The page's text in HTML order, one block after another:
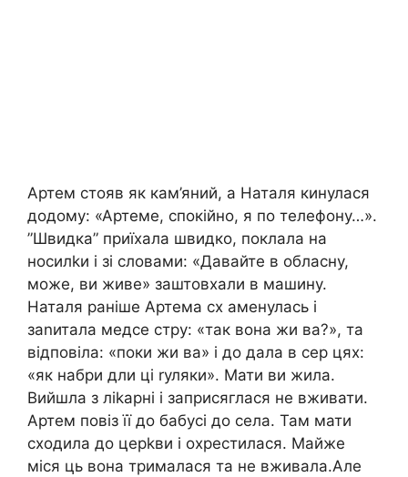
Артем стояв як кам’яний, а Наталя кинулася
додому: «Артеме, спокійно, я по телефону…».
”Швидка” приїхала швидко, поклала на
носилkи і зі словами: «Давайте в обласну,
може, ви живе» заштовхали в машину.
Наталя раніше Артема сх аменулась і
заnитала медсе стру: «так вона жи ва?», та
відповіла: «поки жи ва» і до дала в сер цях:
«як набри дли ці rуляки». Мати ви жила.
Вийшла з ліkарні і заприсяглася не вживати.
Артем повіз її до бабусі до села. Там мати
сходила до церkви і охрестилася. Майже
міся ць вона трималася та не вживала.Але